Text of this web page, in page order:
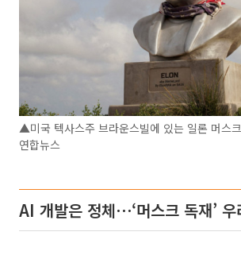
▲미국 텍사스주 브라운스빌에 있는 일론 머스
연합뉴스
AI 개발은 정체⋯‘머스크 독재’ 우